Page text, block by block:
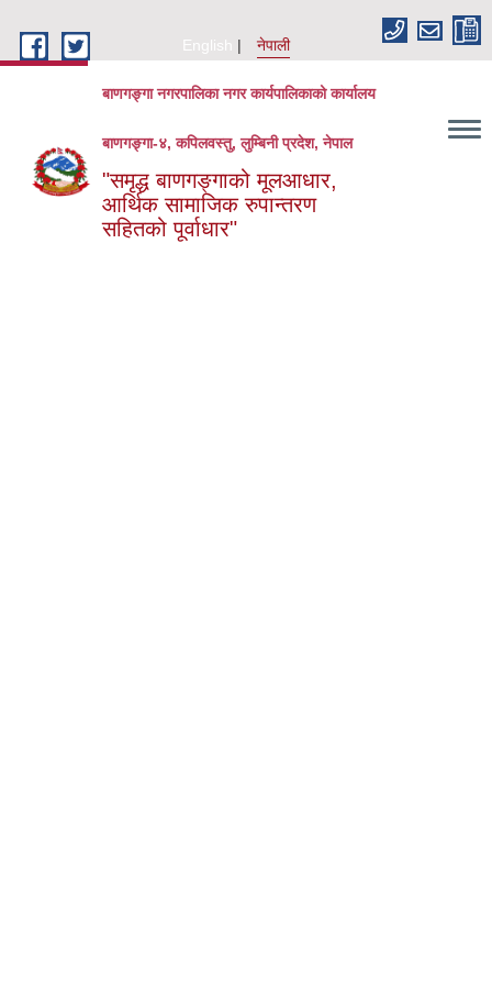
English
नेपाली
बाणगङ्गा नगरपालिका नगर कार्यपालिकाको कार्यालय
बाणगङ्गा-४, कपिलवस्तु, लुम्बिनी प्रदेश, नेपाल
"समृद्ध बाणगङ्गाको मूलआधार,
आर्थिक सामाजिक रुपान्तरण
सहितको पूर्वाधार"